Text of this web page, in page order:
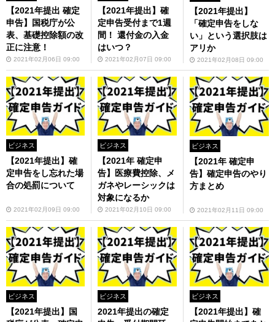
【2021年提出 確定
申告】国税庁が公
表、基礎控除額の改
正に注意！
2021年02月06日 09:00
【2021年提出】確
定申告受付まで1週
間！ 還付金の入金
はいつ？
2021年02月07日 09:00
【2021年提出】
「確定申告をしな
い」という選択肢は
アリか
2021年02月08日 09:00
ビジネス
【2021年提出】確
定申告をし忘れた場
合の処罰について
2021年02月09日 09:00
ビジネス
【2021年 確定申
告】医療費控除、メ
ガネやレーシックは
対象になるか
2021年02月10日 09:00
ビジネス
【2021年 確定申
告】確定申告のやり
方まとめ
2021年02月11日 09:00
ビジネス
【2021年提出】国
ビジネス
2021年提出の確定
ビジネス
【2021年提出】確